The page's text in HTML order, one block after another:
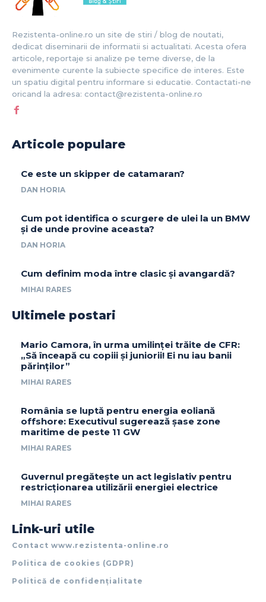
Rezistenta-online.ro un site de stiri / blog de noutati,
dedicat diseminarii de informatii si actualitati. Acesta ofera
articole, reportaje si analize pe teme diverse, de la
evenimente curente la subiecte specifice de interes. Este
un spatiu digital pentru informare si educatie. Contactati-ne
oricand la adresa: contact@rezistenta-online.ro
Articole populare
Ce este un skipper de catamaran?
DAN HORIA
Cum pot identifica o scurgere de ulei la un BMW
și de unde provine aceasta?
DAN HORIA
Cum definim moda între clasic și avangardă?
MIHAI RARES
Ultimele postari
Mario Camora, în urma umilinței trăite de CFR:
„Să înceapă cu copiii și juniorii! Ei nu iau banii
părinților”
MIHAI RARES
România se luptă pentru energia eoliană
offshore: Executivul sugerează șase zone
maritime de peste 11 GW
MIHAI RARES
Guvernul pregătește un act legislativ pentru
restricționarea utilizării energiei electrice
MIHAI RARES
Link-uri utile
Contact www.rezistenta-online.ro
Politica de cookies (GDPR)
Politică de confidențialitate